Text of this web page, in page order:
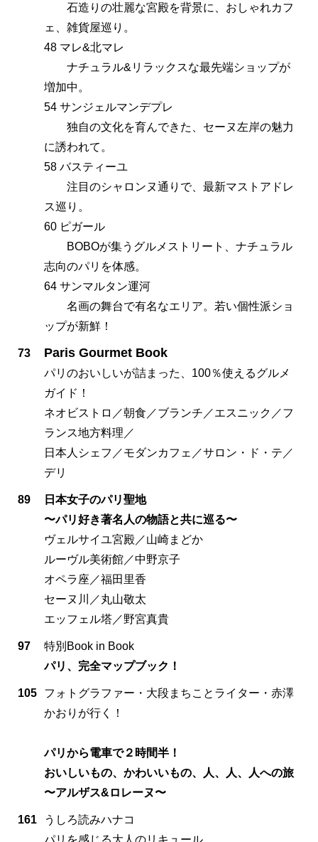
石造りの壮麗な宮殿を背景に、おしゃれカフ
ェ、雑貨屋巡り。
48 マレ&北マレ
ナチュラル&リラックスな最先端ショップが
増加中。
54 サンジェルマンデプレ
独自の文化を育んできた、セーヌ左岸の魅力
に誘われて。
58 バスティーユ
注目のシャロンヌ通りで、最新マストアドレ
ス巡り。
60 ピガール
BOBOが集うグルメストリート、ナチュラル
志向のパリを体感。
64 サンマルタン運河
名画の舞台で有名なエリア。若い個性派ショ
ップが新鮮！
73 Paris Gourmet Book
パリのおいしいが詰まった、100％使えるグルメ
ガイド！
ネオビストロ／朝食／ブランチ／エスニック／フ
ランス地方料理／
日本人シェフ／モダンカフェ／サロン・ド・テ／
デリ
89
日本女子のパリ聖地
〜パリ好き著名人の物語と共に巡る〜
ヴェルサイユ宮殿／山崎まどか
ルーヴル美術館／中野京子
オペラ座／福田里香
セーヌ川／丸山敬太
エッフェル塔／野宮真貴
97
特別Book in Book
パリ、完全マップブック！
105
フォトグラファー・大段まちことライター・赤澤
かおりが行く！
パリから電車で２時間半！
おいしいもの、かわいいもの、人、人、人への旅
〜アルザス&ロレーヌ〜
161
うしろ読みハナコ
パリを感じる大人のリキュール